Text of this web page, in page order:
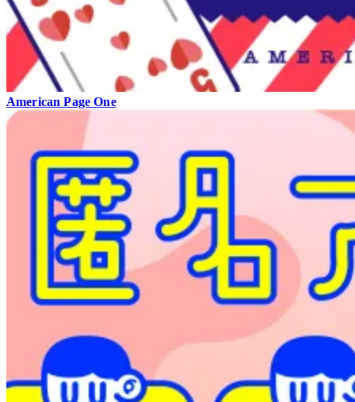
American Page One